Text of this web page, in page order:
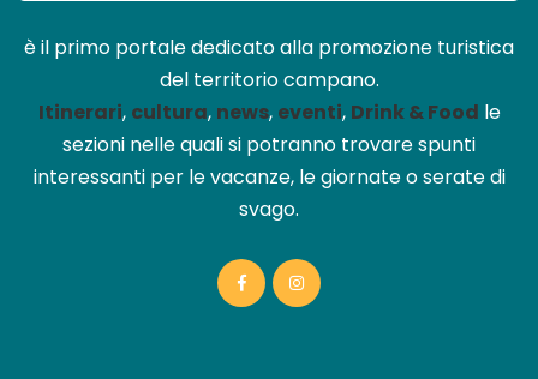
è il primo portale dedicato alla promozione turistica
del territorio campano.
Itinerari, cultura, news, eventi, Drink & Food le
sezioni nelle quali si potranno trovare spunti
interessanti per le vacanze, le giornate o serate di
svago.